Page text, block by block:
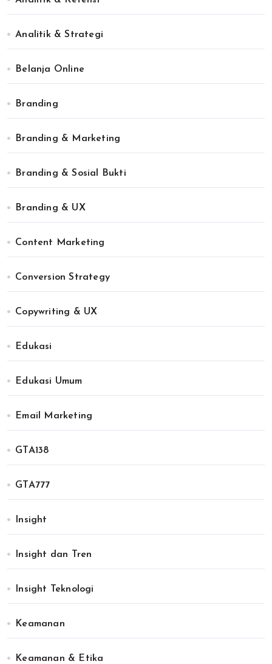
Analitik & Strategi
Belanja Online
Branding
Branding & Marketing
Branding & Sosial Bukti
Branding & UX
Content Marketing
Conversion Strategy
Copywriting & UX
Edukasi
Edukasi Umum
Email Marketing
GTA138
GTA777
Insight
Insight dan Tren
Insight Teknologi
Keamanan
Keamanan & Etika